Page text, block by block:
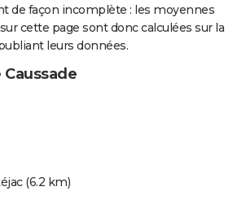
de façon incomplète : les moyennes
cette page sont donc calculées sur la
leurs données.
(6.2 km)